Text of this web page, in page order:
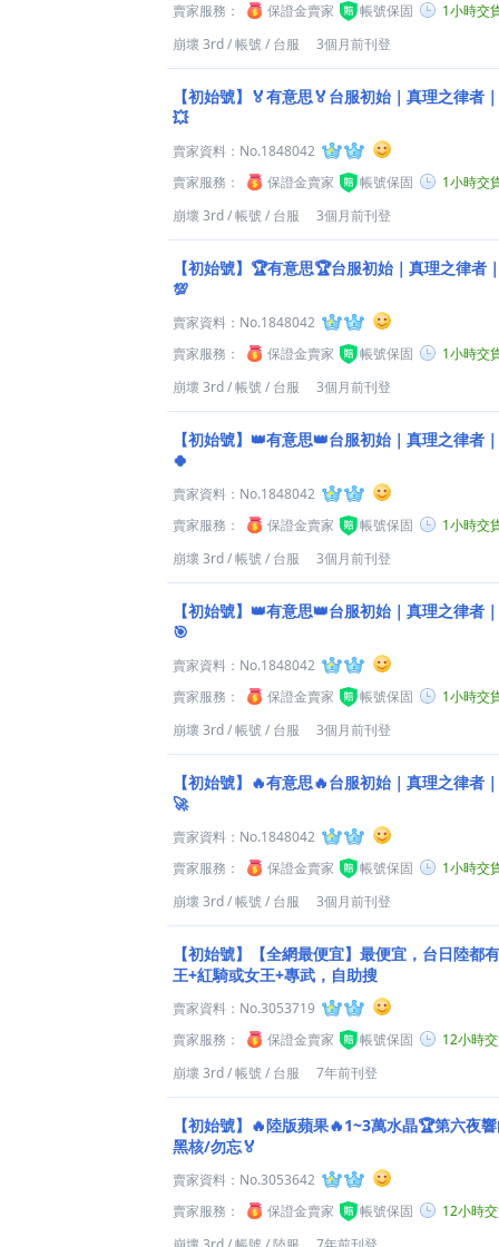
賣家服務：
保證金賣家 帳號保固
1小時交
崩壞 3rd/帳號/ 台服 3個月前刊登
【初始號】🏅有意思🏅台服初始｜真理之律者
💥
賣家資料： No.1848042
賣家服務：
保證金賣家 帳號保固
1小時交
崩壞 3rd/帳號/ 台服 3個月前刊登
【初始號】🏆有意思🏆台服初始｜真理之律者
💯
賣家資料： No.1848042
賣家服務：
保證金賣家 帳號保固
1小時交
崩壞 3rd/帳號/ 台服 3個月前刊登
【初始號】👑有意思👑台服初始｜真理之律者
🍀
賣家資料： No.1848042
賣家服務：
保證金賣家 帳號保固
1小時交
崩壞 3rd/帳號/ 台服 3個月前刊登
【初始號】👑有意思👑台服初始｜真理之律者
🎯
賣家資料： No.1848042
賣家服務：
保證金賣家 帳號保固
1小時交
崩壞 3rd/帳號/ 台服 3個月前刊登
【初始號】🔥有意思🔥台服初始｜真理之律者
🚀
賣家資料： No.1848042
賣家服務：
保證金賣家 帳號保固
1小時交
崩壞 3rd/帳號/ 台服 3個月前刊登
【初始號】【全網最便宜】最便宜，台日陸都
王+紅騎或女王+專武，自助搜
賣家資料： No.3053719
賣家服務：
保證金賣家 帳號保固
12小時
崩壞 3rd/帳號/ 台服 7年前刊登
【初始號】🔥陸版蘋果🔥1~3萬水晶🏆第六夜
黑核/勿忘🏅
賣家資料： No.3053642
賣家服務：
保證金賣家 帳號保固
12小時